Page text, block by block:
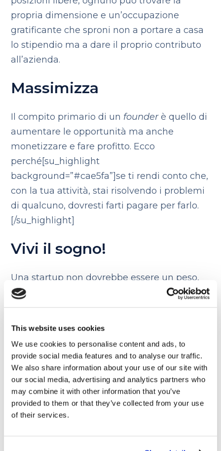
This website uses cookies
We use cookies to personalise content and ads, to
provide social media features and to analyse our traffic.
We also share information about your use of our site with
our social media, advertising and analytics partners who
may combine it with other information that you’ve
provided to them or that they’ve collected from your use
of their services.
propria dimensione e un’occupazione
gratificante che sproni non a portare a casa
lo stipendio ma a dare il proprio contributo
all’azienda.
Massimizza
Il compito primario di un founderè quello di
aumentare le opportunità ma anche
monetizzare e fare profitto. Ecco
perché[su_highlight
background=”#cae5fa”]se ti rendi conto che,
con la tua attività, stai risolvendo i problemi
di qualcuno, dovresti farti pagare per farlo.
[/su_highlight]
Vivi il sogno!
Una startup non dovrebbe essere un peso,
crearti problemi, difficoltà o preoccupazioni:
avviare la tua attività è un’avventura. Vivila e
12 film (e 2 serie tv) che ogni
architetto dovrebbe vedere
assolutamente
23 APRILE 2018